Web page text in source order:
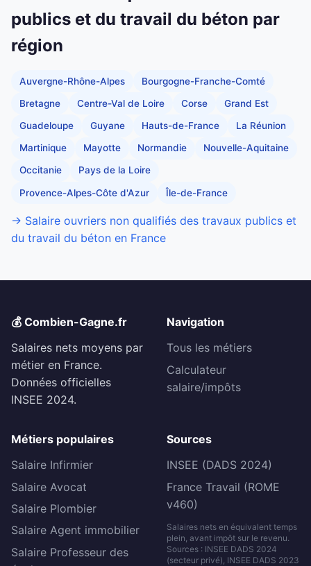
publics et du travail du béton par
région
Auvergne-Rhône-Alpes Bourgogne-Franche-Comté
Bretagne Centre-Val de Loire Corse Grand Est
Guadeloupe Guyane Hauts-de-France La Réunion
Martinique Mayotte Normandie Nouvelle-Aquitaine
Occitanie Pays de la Loire
Provence-Alpes-Côte d'Azur Île-de-France
→ Salaire ouvriers non qualifiés des travaux publics et
du travail du béton en France
💰 Combien-Gagne.fr
Salaires nets moyens par
métier en France.
Données officielles
INSEE 2024.
Navigation
Tous les métiers
Calculateur
salaire/impôts
Métiers populaires
Salaire Infirmier
Salaire Avocat
Salaire Plombier
Salaire Agent immobilier
Salaire Professeur des
Sources
INSEE (DADS 2024)
France Travail (ROME
v460)
Salaires nets en équivalent temps
plein, avant impôt sur le revenu.
Sources : INSEE DADS 2024
(secteur privé), INSEE DADS 2023